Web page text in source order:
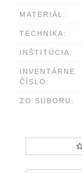
MATERIÁL:
TECHNIKA:
INŠTITÚCIA:
INVENTÁRNE
ČÍSLO:
ZO SÚBORU: